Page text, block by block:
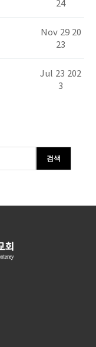
24
Nov 29 20
23
Jul 23 202
3
검색